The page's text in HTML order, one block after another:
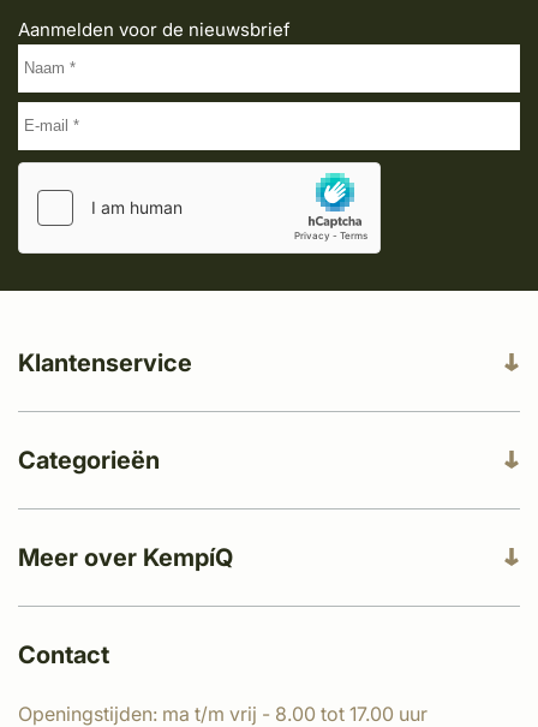
Aanmelden voor de nieuwsbrief
Meer over KempíQ
Klantenservice
Categorieën
Contact
Openingstijden: ma t/m vrij - 8.00 tot 17.00 uur